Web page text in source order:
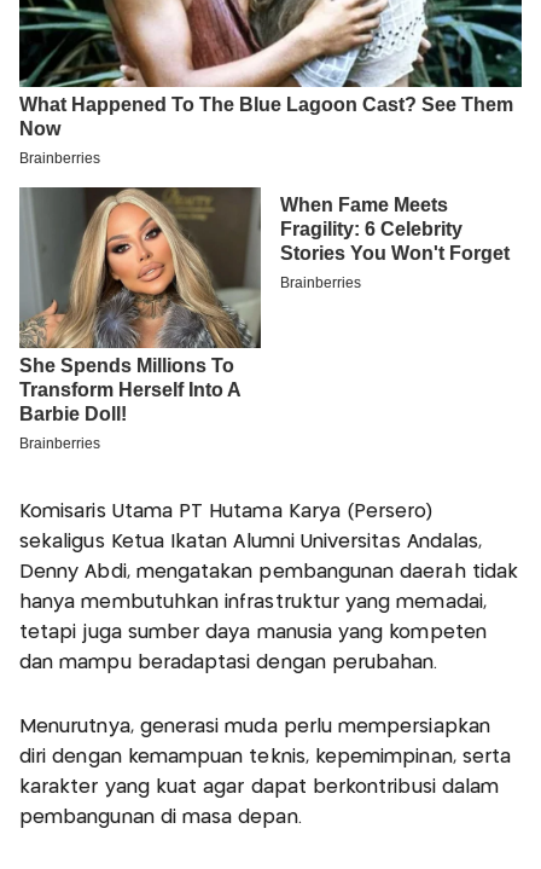
Komisaris Utama PT Hutama Karya (Persero)
sekaligus Ketua Ikatan Alumni Universitas Andalas,
Denny Abdi, mengatakan pembangunan daerah tidak
hanya membutuhkan infrastruktur yang memadai,
tetapi juga sumber daya manusia yang kompeten
dan mampu beradaptasi dengan perubahan.
Menurutnya, generasi muda perlu mempersiapkan
diri dengan kemampuan teknis, kepemimpinan, serta
karakter yang kuat agar dapat berkontribusi dalam
pembangunan di masa depan.